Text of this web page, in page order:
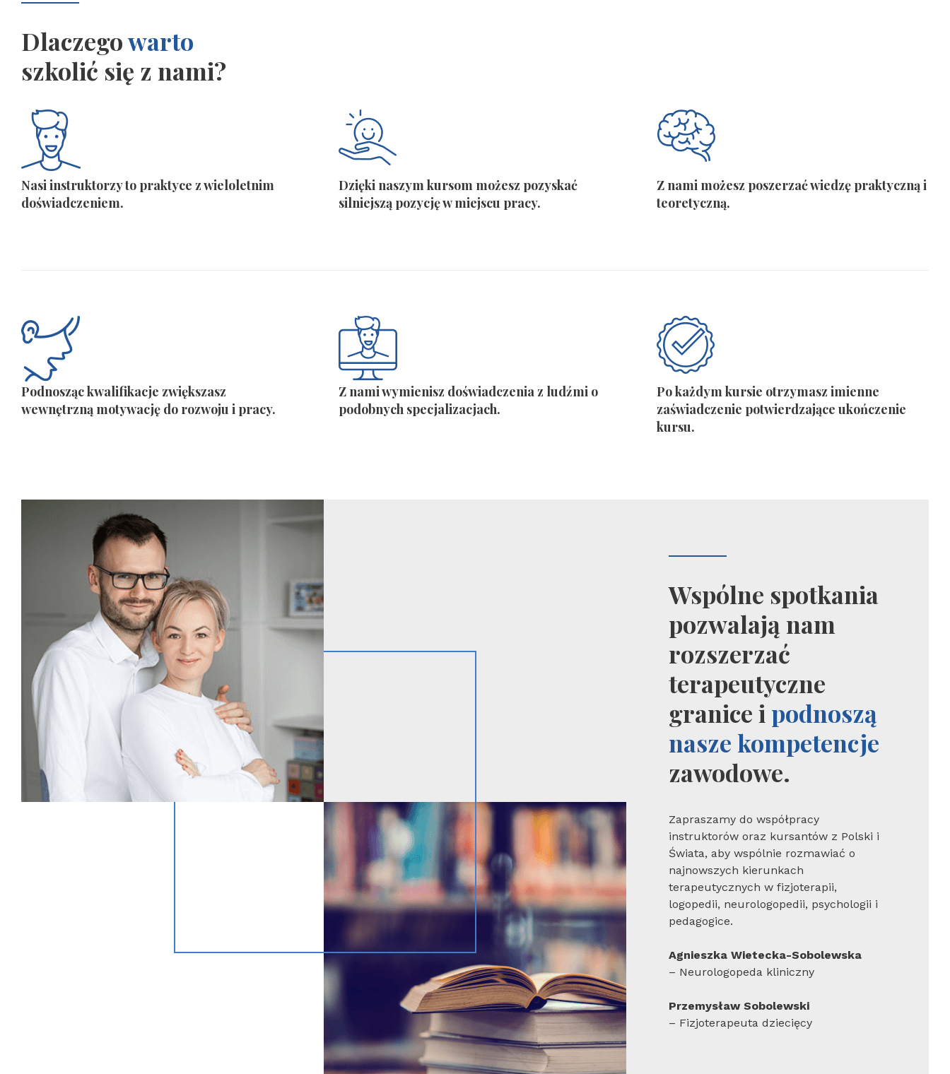
Dlaczegowarto
szkolić się z nami?
Nasi instruktorzy to praktyce z wieloletnim
doświadczeniem.
Dzięki naszym kursom możesz pozyskać
silniejszą pozycję w miejscu pracy.
Z nami możesz poszerzać wiedzę praktyczną i
teoretyczną.
Podnosząc kwalifikacje zwiększasz
wewnętrzną motywację do rozwoju i pracy.
Z nami wymienisz doświadczenia z ludźmi o
podobnych specjalizacjach.
Po każdym kursie otrzymasz imienne
zaświadczenie potwierdzające ukończenie
kursu.
Wspólne spotkania
pozwalają nam
rozszerzać
terapeutyczne
granice ipodnoszą
nasze kompetencje
zawodowe.
Zapraszamy do współpracy
instruktorów oraz kursantów z Polski i
Świata, aby wspólnie rozmawiać o
najnowszych kierunkach
terapeutycznych w fizjoterapii,
logopedii, neurologopedii, psychologii i
pedagogice.
Agnieszka Wietecka-Sobolewska
– Neurologopeda kliniczny
Przemysław Sobolewski
– Fizjoterapeuta dziecięcy